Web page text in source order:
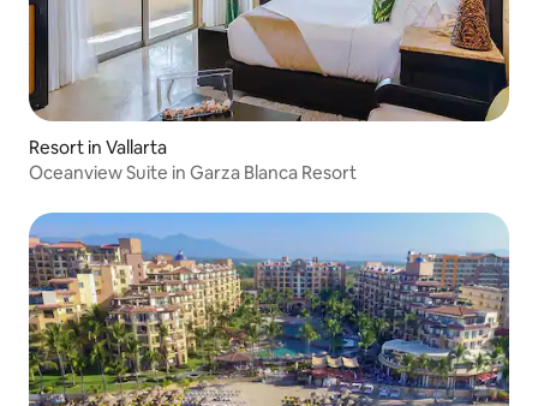
Resort in Vallarta
Oceanview Suite in Garza Blanca Resort